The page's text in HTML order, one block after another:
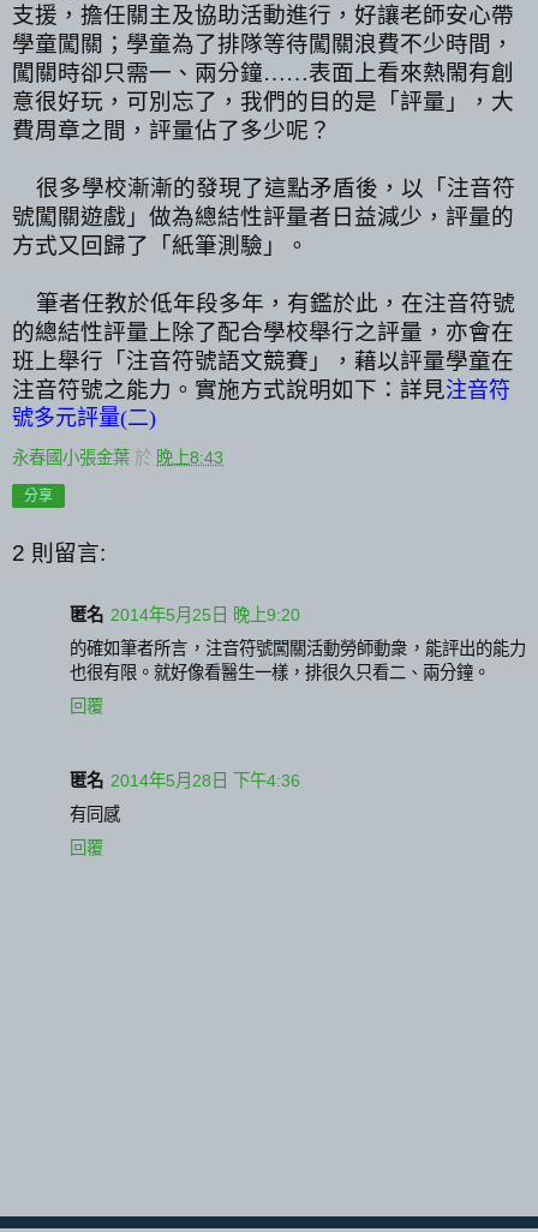
支援，擔任關主及協助活動進行，好讓老師安心帶
學童闖關；學童為了排隊等待闖關浪費不少時間，
闖關時卻只需一、兩分鐘……表面上看來熱閙有創
意很好玩，可別忘了，我們的目的是「評量」，大
費周章之間，評量佔了多少呢？
很多學校漸漸的發現了這點矛盾後，以「注音符
號闖關遊戲」做為總結性評量者日益減少，評量的
方式又回歸了「紙筆測驗」。
筆者任教於低年段多年，有鑑於此，在注音符號
的總結性評量上除了配合學校舉行之評量，亦會在
班上舉行「注音符號語文競賽」，藉以評量學童在
注音符號之能力。 實施方式說明如下： 詳見注音符
號多元評量(二)
永春國小張金葉 於 晚上8:43
分享
2 則留言:
匿名 2014年5月25日 晚上9:20
的確如筆者所言，注音符號闖關活動勞師動衆，能評出的能力
也很有限。就好像看醫生一樣，排很久只看二、兩分鐘。
回覆
匿名 2014年5月28日 下午4:36
有同感
回覆